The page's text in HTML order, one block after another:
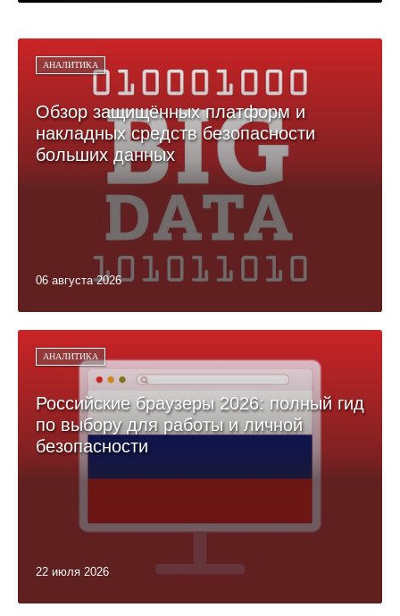
АНАЛИТИКА
Обзор защищённых платформ и
накладных средств безопасности
больших данных
06 августа 2026
АНАЛИТИКА
Российские браузеры 2026: полный гид
по выбору для работы и личной
безопасности
22 июля 2026